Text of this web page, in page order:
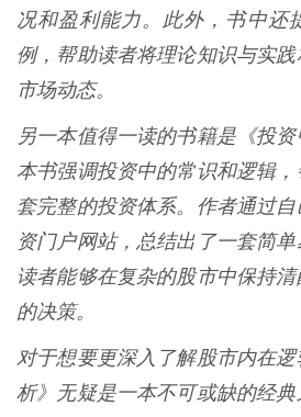
况和盈利能力。此外，书中还
例，帮助读者将理论知识与实
市场动态。
另一本值得一读的书籍是《投
本书强调投资中的常识和逻辑
套完整的投资体系。作者通过
资门户网站，总结出了一套简
读者能够在复杂的股市中保持
的决策。
对于想要更深入了解股市内在
析》无疑是一本不可或缺的经